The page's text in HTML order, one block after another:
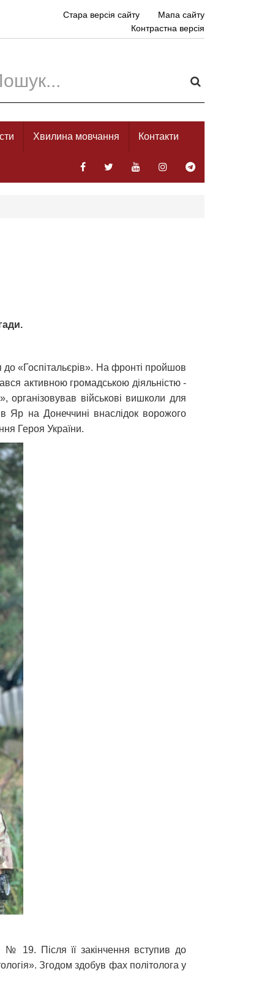
Стара версія сайту
Мапа сайту
Контрастна версія
Хвилина мовчання Контакти
до «Госпітальєрів». На фронті пройшов
активною громадською діяльністю -
організовував військові вишколи для
Яр на Донеччині внаслідок ворожого
Героя України.
№ 19. Після її закінчення вступив до
Згодом здобув фах політолога у